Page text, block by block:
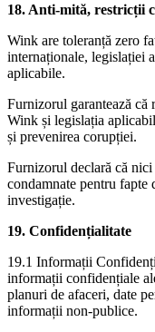
18. Anti-mită, restricții
Wink are toleranță zero
internaționale, legislației
aplicabile.
Furnizorul garantează
Wink și legislația
și prevenirea corupției.
Furnizorul declară că
condamnate pentru fapte
investigație.
19. Confidențialitate
19.1 Informații
informații confidențiale
planuri de afaceri, date
informații non-publice.